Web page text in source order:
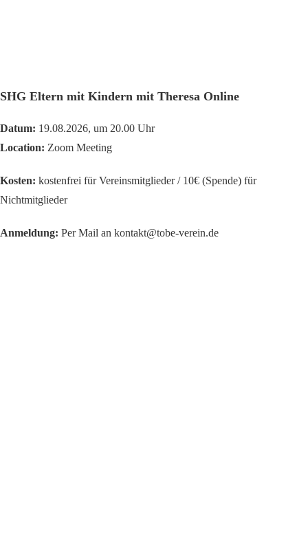
SHG Eltern mit Kindern mit Theresa Online
Datum: 19.08.2026, um 20.00 Uhr
Location: Zoom Meeting
Kosten: kostenfrei für Vereinsmitglieder / 10€ (Spende) für
Nichtmitglieder
Anmeldung: Per Mail an kontakt@tobe-verein.de